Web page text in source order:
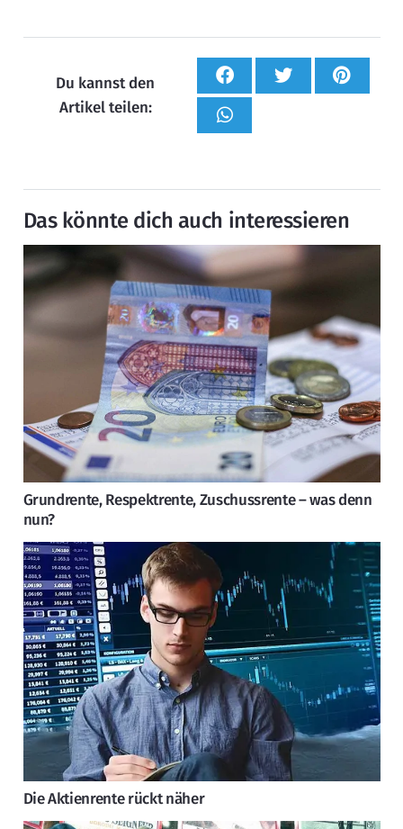
Du kannst den
Artikel teilen:
Das könnte dich auch interessieren
Grundrente, Respektrente, Zuschussrente – was denn
nun?
Die Aktienrente rückt näher